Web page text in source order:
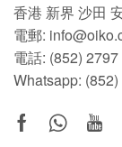
香港 新界 沙田
電郵:
電話: (852)
Whatsapp: